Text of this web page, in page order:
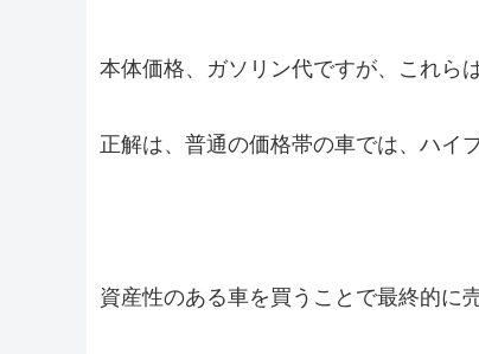
本体価格、ガソリン代ですが、これら
正解は、普通の価格帯の車では、ハイ
資産性のある車を買うことで最終的に